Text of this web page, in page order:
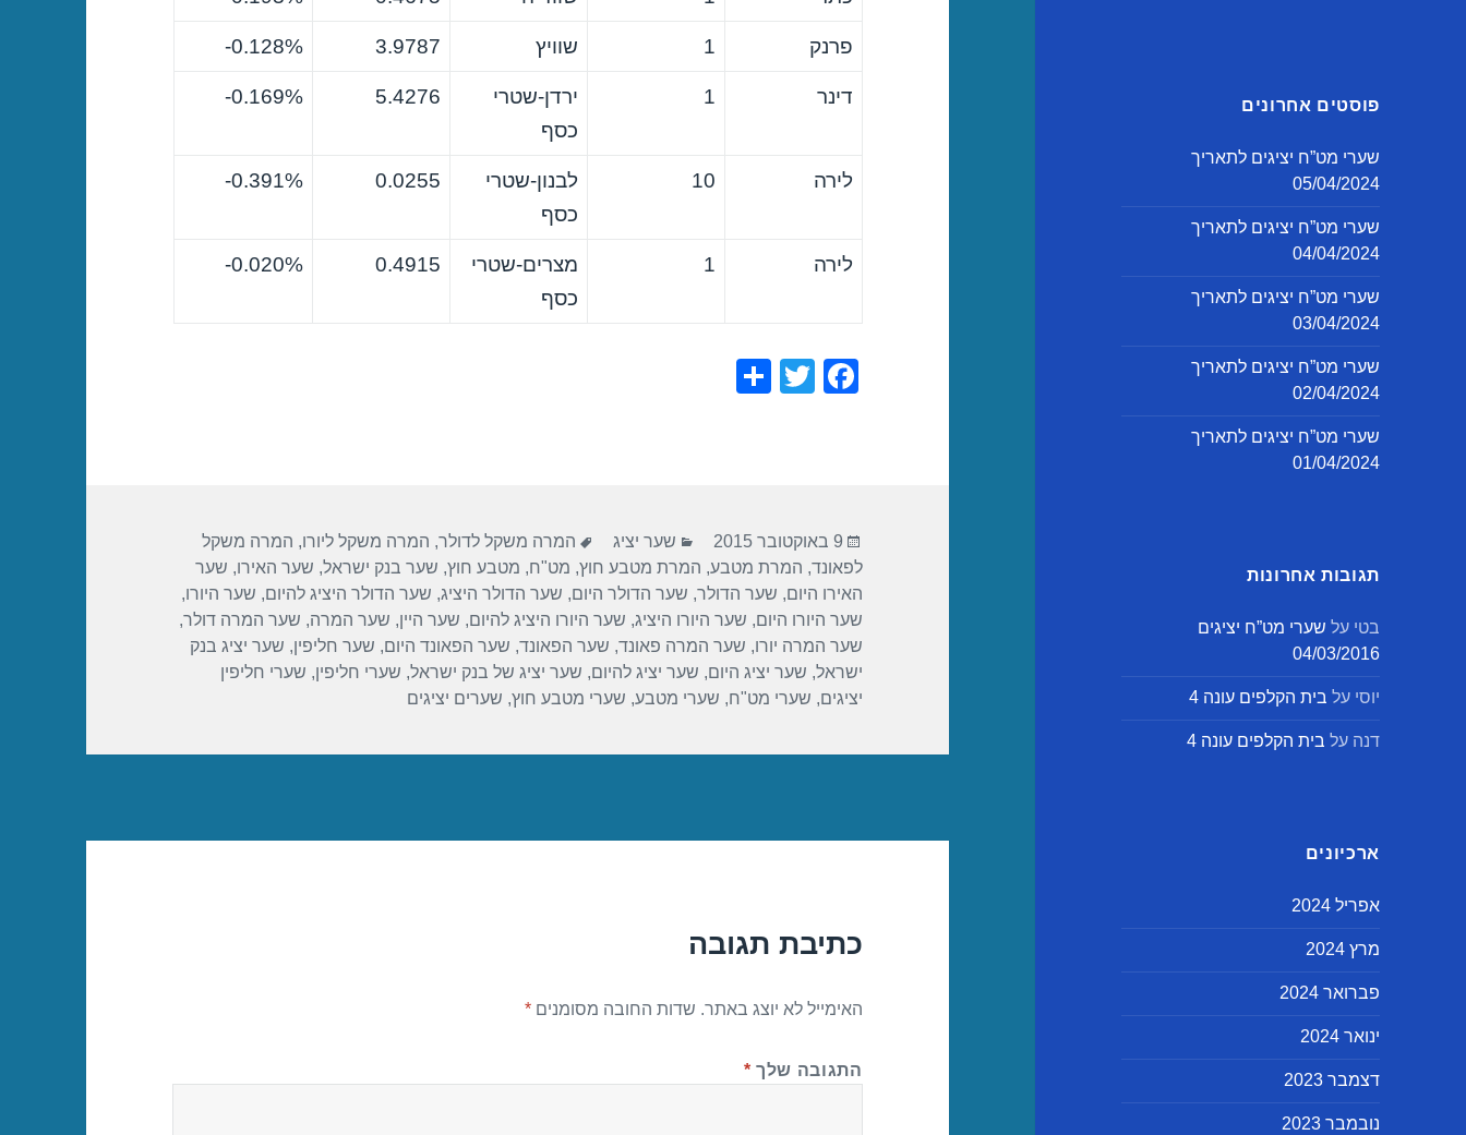
פוסטים אחרונים
שערי מט”ח יציגים לתאריך
05/04/2024
שערי מט”ח יציגים לתאריך
04/04/2024
שערי מט”ח יציגים לתאריך
03/04/2024
שערי מט”ח יציגים לתאריך
02/04/2024
שערי מט”ח יציגים לתאריך
01/04/2024
תגובות אחרונות
בטי על שערי מט”ח יציגים
04/03/2016
יוסי על בית הקלפים עונה 4
דנה על בית הקלפים עונה 4
ארכיונים
אפריל 2024
מרץ 2024
פברואר 2024
ינואר 2024
דצמבר 2023
נובמבר 2023
פרנק 1 שוויץ 3.9787
0.128%-
דינר 1
ירדן-שטרי
כסף
5.4276
0.169%-
לירה 10
לבנון-שטרי
כסף
0.0255
0.391%-
לירה 1
מצרים-שטרי
כסף
0.4915
0.020%-
F
o
o
k
T
פורסם
בתאריך
9 באוקטובר 2015 קטגוריות
שער יציג תגיות
המרה משקל לדולר, המרה משקל ליורו, המרה משקל
לפאונד, המרת מטבע, המרת מטבע חוץ, מט"ח, מטבע חוץ, שער בנק ישראל, שער האירו, שער
האירו היום, שער הדולר, שער הדולר היום, שער הדולר היציג, שער הדולר היציג להיום, שער היורו,
שער היורו היום, שער היורו היציג, שער היורו היציג להיום, שער היין, שער המרה, שער המרה דולר,
שער המרה יורו, שער המרה פאונד, שער הפאונד, שער הפאונד היום, שער חליפין, שער יציג בנק
ישראל, שער יציג היום, שער יציג להיום, שער יציג של בנק ישראל, שערי חליפין, שערי חליפין
יציגים, שערי מט"ח, שערי מטבע, שערי מטבע חוץ, שערים יציגים
כתיבת תגובה
האימייל לא יוצג באתר. שדות החובה מסומנים*
התגובה שלך *